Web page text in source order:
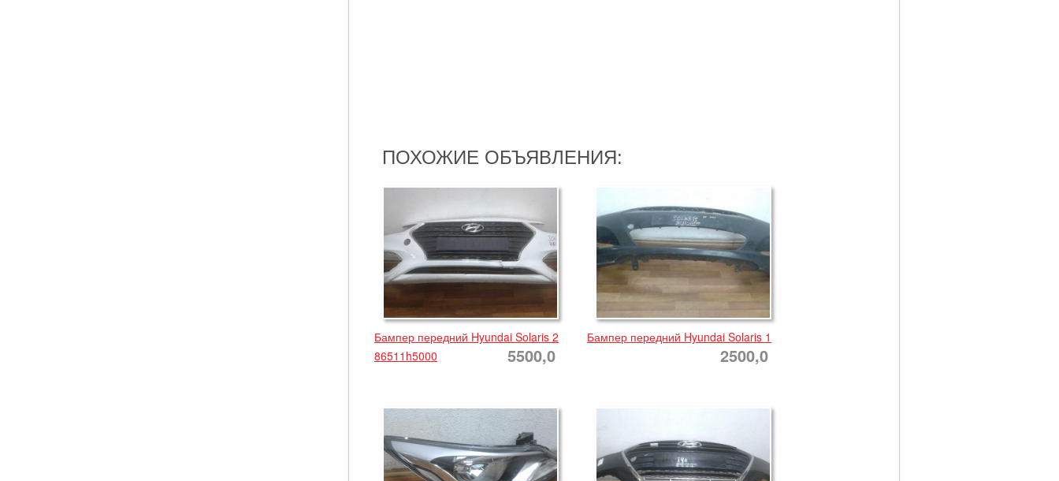
ПОХОЖИЕ ОБЪЯВЛЕНИЯ:
Бампер передний Hyundai Solaris 2
86511h5000
5500,0
Бампер передний Hyundai Solaris 1
2500,0